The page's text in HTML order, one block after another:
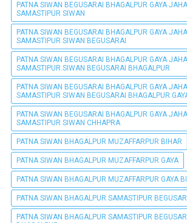
PATNA SIWAN BEGUSARAI BHAGALPUR GAYA
SAMASTIPUR SIWAN
PATNA SIWAN BEGUSARAI BHAGALPUR GAYA
SAMASTIPUR SIWAN BEGUSARAI
PATNA SIWAN BEGUSARAI BHAGALPUR GAYA
SAMASTIPUR SIWAN BEGUSARAI BHAGALPUR
PATNA SIWAN BEGUSARAI BHAGALPUR GAYA
SAMASTIPUR SIWAN BEGUSARAI BHAGALPUR
PATNA SIWAN BEGUSARAI BHAGALPUR GAYA
SAMASTIPUR SIWAN CHHAPRA
PATNA SIWAN BHAGALPUR MUZAFFARPUR BIHAR
PATNA SIWAN BHAGALPUR MUZAFFARPUR GAYA
PATNA SIWAN BHAGALPUR MUZAFFARPUR GAYA
PATNA SIWAN BHAGALPUR SAMASTIPUR
PATNA SIWAN BHAGALPUR SAMASTIPUR